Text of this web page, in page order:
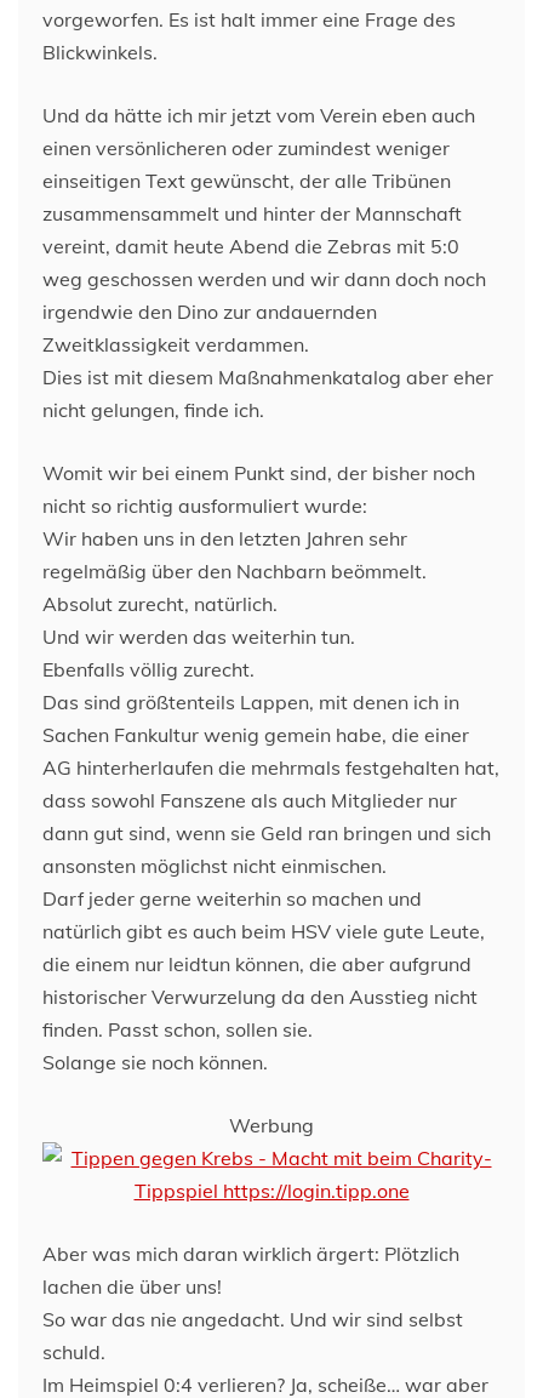
vorgeworfen. Es ist halt immer eine Frage des
Blickwinkels.
Und da hätte ich mir jetzt vom Verein eben auch
einen versönlicheren oder zumindest weniger
einseitigen Text gewünscht, der alle Tribünen
zusammensammelt und hinter der Mannschaft
vereint, damit heute Abend die Zebras mit 5:0
weg geschossen werden und wir dann doch noch
irgendwie den Dino zur andauernden
Zweitklassigkeit verdammen.
Dies ist mit diesem Maßnahmenkatalog aber eher
nicht gelungen, finde ich.
Womit wir bei einem Punkt sind, der bisher noch
nicht so richtig ausformuliert wurde:
Wir haben uns in den letzten Jahren sehr
regelmäßig über den Nachbarn beömmelt.
Absolut zurecht, natürlich.
Und wir werden das weiterhin tun.
Ebenfalls völlig zurecht.
Das sind größtenteils Lappen, mit denen ich in
Sachen Fankultur wenig gemein habe, die einer
AG hinterherlaufen die mehrmals festgehalten hat,
dass sowohl Fanszene als auch Mitglieder nur
dann gut sind, wenn sie Geld ran bringen und sich
ansonsten möglichst nicht einmischen.
Darf jeder gerne weiterhin so machen und
natürlich gibt es auch beim HSV viele gute Leute,
die einem nur leidtun können, die aber aufgrund
historischer Verwurzelung da den Ausstieg nicht
finden. Passt schon, sollen sie.
Solange sie noch können.
Werbung
Aber was mich daran wirklich ärgert: Plötzlich
lachen die über uns!
So war das nie angedacht. Und wir sind selbst
schuld.
Im Heimspiel 0:4 verlieren? Ja, scheiße… war aber